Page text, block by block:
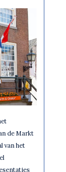
de Markt
van het